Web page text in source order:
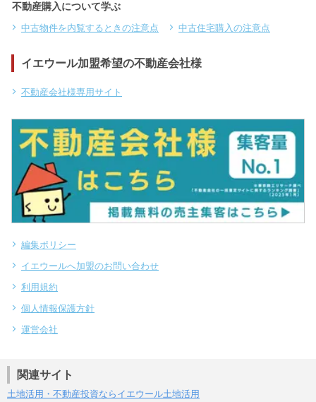
不動産購入について学ぶ
中古物件を内覧するときの注意点 中古住宅購入の注意点
イエウール加盟希望の不動産会社様
不動産会社様専用サイト
編集ポリシー
イエウールへ加盟のお問い合わせ
利用規約
個人情報保護方針
運営会社
関連サイト
土地活用・不動産投資ならイエウール土地活用